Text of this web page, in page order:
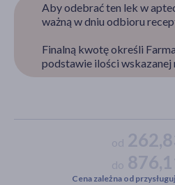
Aby odebrać ten lek w
ważną w dniu odbioru
Finalną kwotę określi
podstawie ilości wskazanej
od
do
Cena zależna od